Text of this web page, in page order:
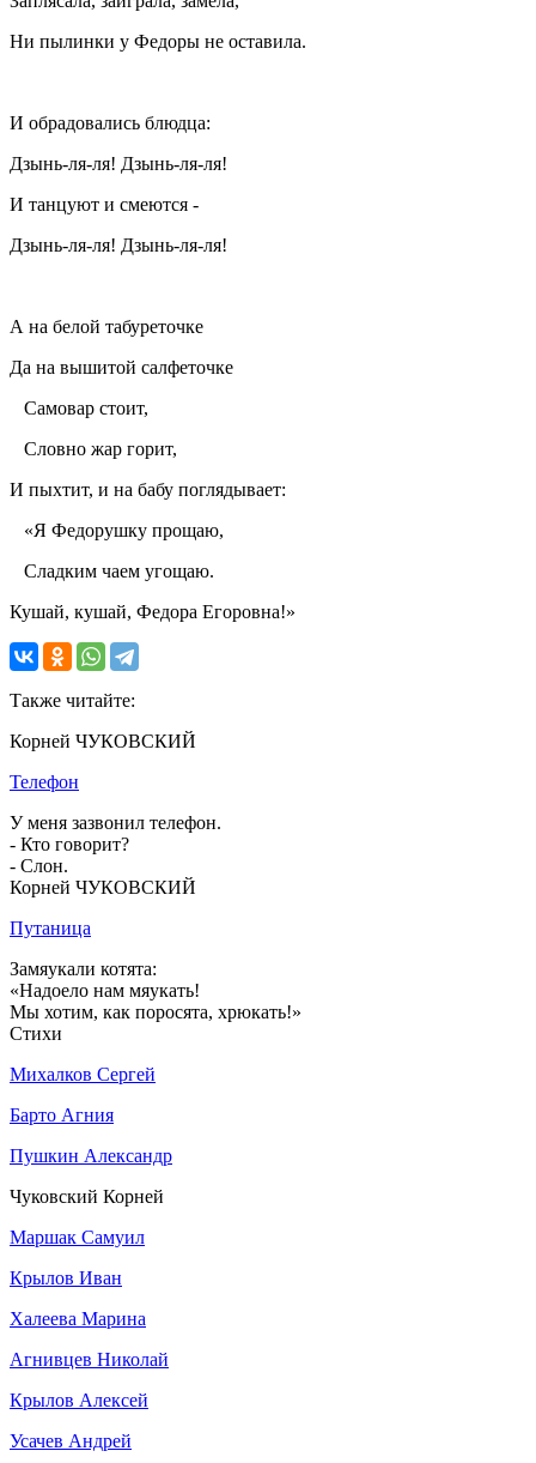
Ни пылинки у Федоры не оставила.
И обрадовались блюдца:
Дзынь-ля-ля! Дзынь-ля-ля!
И танцуют и смеются -
Дзынь-ля-ля! Дзынь-ля-ля!
А на белой табуреточке
Да на вышитой салфеточке
Самовар стоит,
Словно жар горит,
И пыхтит, и на бабу поглядывает:
«Я Федорушку прощаю,
Сладким чаем угощаю.
Кушай, кушай, Федора Егоровна!»
Также читайте:
Корней ЧУКОВСКИЙ
Телефон
У меня зазвонил телефон.
- Кто говорит?
- Слон.
Корней ЧУКОВСКИЙ
Путаница
Замяукали котята:
«Надоело нам мяукать!
Мы хотим, как поросята, хрюкать!»
Стихи
Михалков Сергей
Барто Агния
Пушкин Александр
Чуковский Корней
Маршак Самуил
Крылов Иван
Халеева Марина
Агнивцев Николай
Крылов Алексей
Усачев Андрей